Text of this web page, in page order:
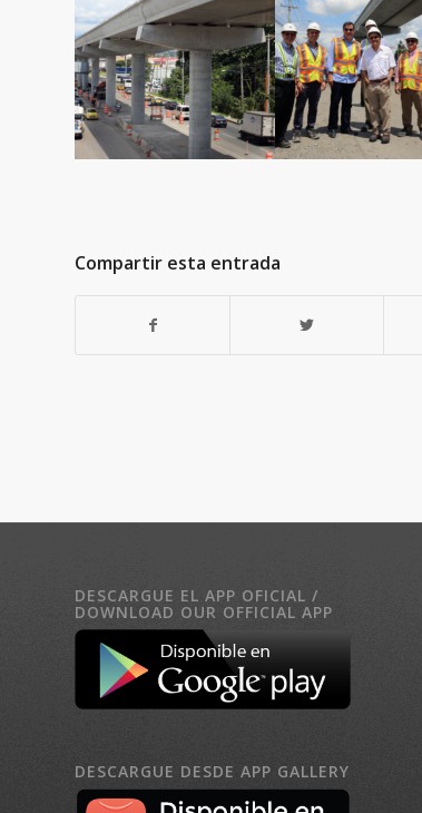
Compartir esta entrada
DESCARGUE EL APP OFICIAL /
DOWNLOAD OUR OFFICIAL APP
DESCARGUE DESDE APP GALLERY